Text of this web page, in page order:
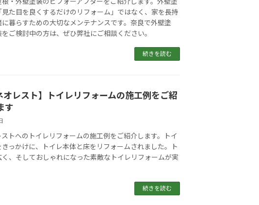
見た目を良くするだけのリフォーム」ではなく、家を長持
暮らすための大切なメンテナンスです。奈良で外壁塗
ご検討中の方は、ぜひ弊社にご相談ください。
続きを読む
オレスト】トイレリフォームの施工例をご紹
す
トへのトイレリフォームの施工例をご紹介します。トイ
きっかけに、トイレ本体と床をリフォームされました。ト
く、そしておしゃれになった素敵なトイレリフォームが実
続きを読む